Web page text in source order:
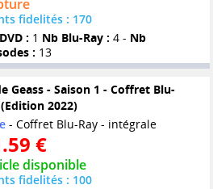
fidelités : 170
: 1 Nb Blu-Ray : 4 - Nb
: 13
Geass - Saison 1 - Coffret Blu-
2022)
- Coffret Blu-Ray - intégrale
€
disponible
fidelités : 100